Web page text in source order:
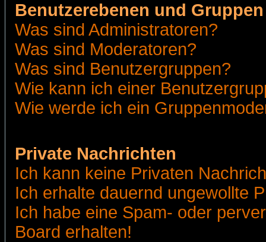
Benutzerebenen und Gruppen
Was sind Administratoren?
Was sind Moderatoren?
Was sind Benutzergruppen?
Wie kann ich einer
Wie werde ich ein
Private Nachrichten
Ich kann keine Privaten
Ich erhalte dauernd ungewollte
Ich habe eine Spam- oder
Board erhalten!